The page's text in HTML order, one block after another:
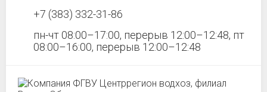
+7 (383) 332-31-86
пн-чт 08:00–17:00, перерыв 12:00–12:48, пт
08:00–16:00, перерыв 12:00–12:48